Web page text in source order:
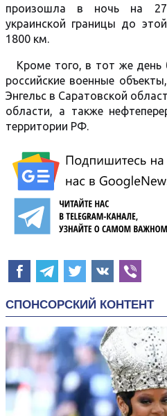
произошла в ночь на
украинской границы до
1800 км.
Кроме того, в тот же день
российские военные
Энгельс в Саратовской
области, а также
территории РФ.